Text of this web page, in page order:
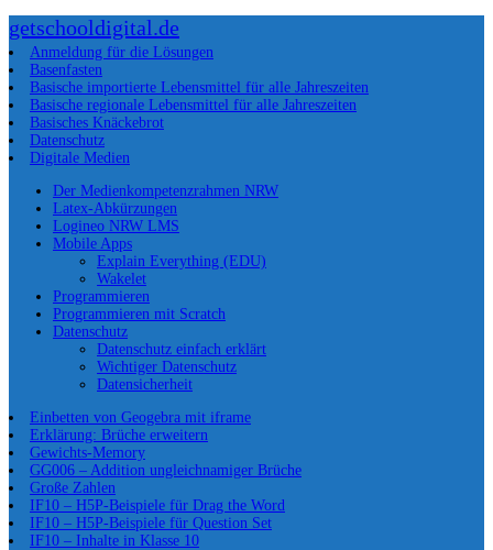
getschooldigital.de
Anmeldung für die Lösungen
Basenfasten
Basische importierte Lebensmittel für alle Jahreszeiten
Basische regionale Lebensmittel für alle Jahreszeiten
Basisches Knäckebrot
Datenschutz
Digitale Medien
Der Medienkompetenzrahmen NRW
Latex-Abkürzungen
Logineo NRW LMS
Mobile Apps
Explain Everything (EDU)
Wakelet
Programmieren
Programmieren mit Scratch
Datenschutz
Datenschutz einfach erklärt
Wichtiger Datenschutz
Datensicherheit
Einbetten von Geogebra mit iframe
Erklärung: Brüche erweitern
Gewichts-Memory
GG006 – Addition ungleichnamiger Brüche
Große Zahlen
IF10 – H5P-Beispiele für Drag the Word
IF10 – H5P-Beispiele für Question Set
IF10 – Inhalte in Klasse 10